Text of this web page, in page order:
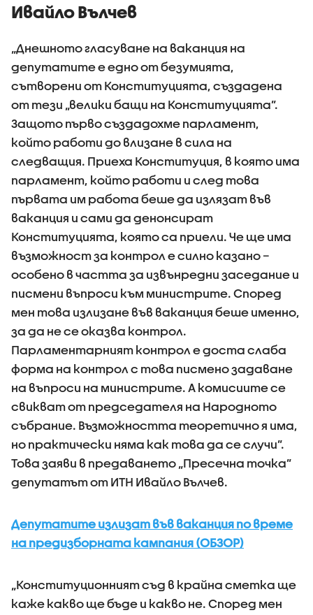
Ивайло Вълчев
„Днешното гласуване на ваканция на
депутатите е едно от безумията,
сътворени от Конституцията, създадена
от тези „велики бащи на Конституцията”.
Защото първо създадохме парламент,
който работи до влизане в сила на
следващия. Приеха Конституция, в която има
парламент, който работи и след това
първата им работа беше да излязат във
ваканция и сами да денонсират
Конституцията, която са приели. Че ще има
възможност за контрол е силно казано –
особено в частта за извънредни заседание и
писмени въпроси към министрите. Според
мен това излизане във ваканция беше именно,
за да не се оказва контрол.
Парламентарният контрол е доста слаба
форма на контрол с това писмено задаване
на въпроси на министрите. А комисиите се
свикват от председателя на Народното
събрание. Възможността теоретично я има,
но практически няма как това да се случи”.
Това заяви в предаването „Пресечна точка”
депутатът от ИТН Ивайло Вълчев.
Депутатите излизат във ваканция по време
на предизборната кампания (ОБЗОР)
„Конституционният съд в крайна сметка ще
каже какво ще бъде и какво не. Според мен